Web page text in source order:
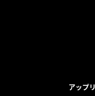
アップ